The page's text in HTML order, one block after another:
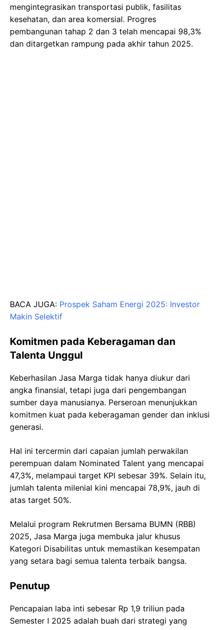
mengintegrasikan transportasi publik, fasilitas
kesehatan, dan area komersial. Progres
pembangunan tahap 2 dan 3 telah mencapai 98,3%
dan ditargetkan rampung pada akhir tahun 2025.
BACA JUGA: Prospek Saham Energi 2025: Investor
Makin Selektif
Komitmen pada Keberagaman dan
Talenta Unggul
Keberhasilan Jasa Marga tidak hanya diukur dari
angka finansial, tetapi juga dari pengembangan
sumber daya manusianya. Perseroan menunjukkan
komitmen kuat pada keberagaman gender dan inklusi
generasi.
Hal ini tercermin dari capaian jumlah perwakilan
perempuan dalam Nominated Talent yang mencapai
47,3%, melampaui target KPI sebesar 39%. Selain itu,
jumlah talenta milenial kini mencapai 78,9%, jauh di
atas target 50%.
Melalui program Rekrutmen Bersama BUMN (RBB)
2025, Jasa Marga juga membuka jalur khusus
Kategori Disabilitas untuk memastikan kesempatan
yang setara bagi semua talenta terbaik bangsa.
Penutup
Pencapaian laba inti sebesar Rp 1,9 triliun pada
Semester I 2025 adalah buah dari strategi yang